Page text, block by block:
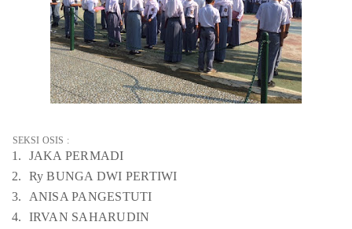
SEKSI OSIS :
JAKA PERMADI
Ry BUNGA DWI PERTIWI
ANISA PANGESTUTI
IRVAN SAHARUDIN